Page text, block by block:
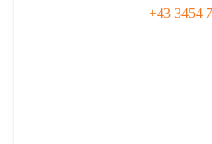
+43 3454